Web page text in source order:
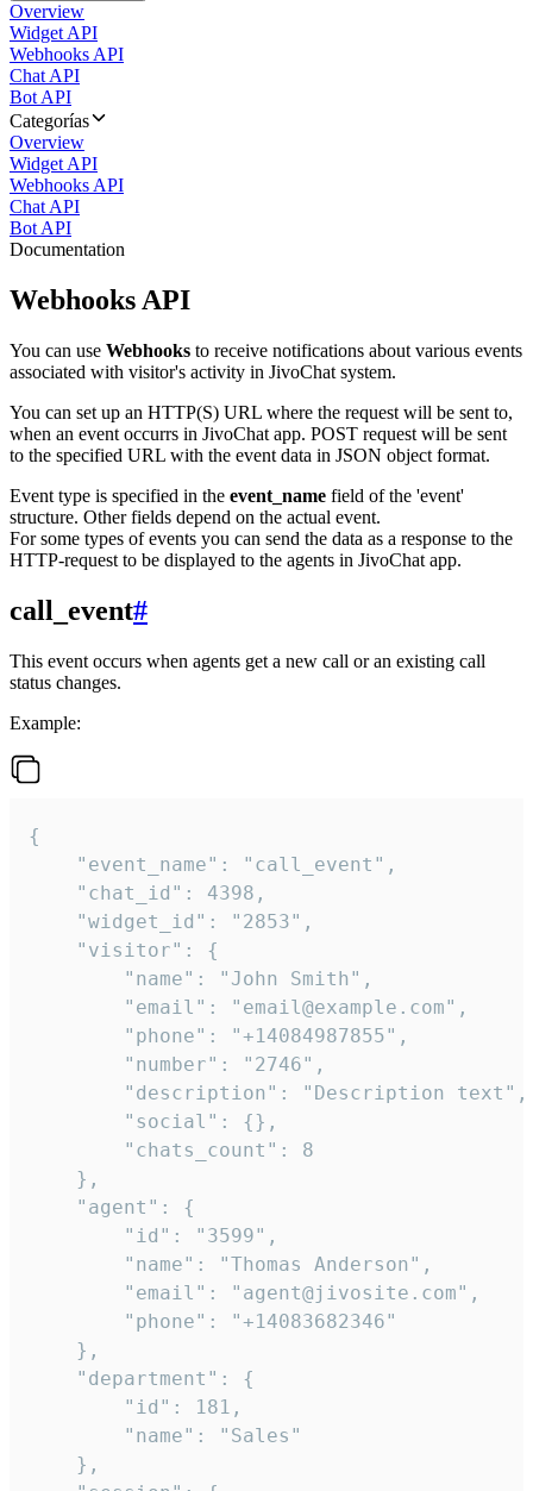
Overview
Widget API
Webhooks API
Chat API
Bot API
Categorías
Overview
Widget API
Webhooks API
Chat API
Bot API
Documentation
Webhooks API
You can use Webhooks to receive notifications about various events
associated with visitor's activity in JivoChat system.
You can set up an HTTP(S) URL where the request will be sent to,
when an event occurrs in JivoChat app. POST request will be sent
to the specified URL with the event data in JSON object format.
Event type is specified in the event_name field of the 'event'
structure. Other fields depend on the actual event.
For some types of events you can send the data as a response to the
HTTP-request to be displayed to the agents in JivoChat app.
call_event#
This event occurs when agents get a new call or an existing call
status changes.
Example:
{
    "event_name": "call_event",
    "chat_id": 4398,
    "widget_id": "2853",
    "visitor": {
        "name": "John Smith",
        "email": "email@example.com",
        "phone": "+14084987855",
        "number": "2746",
        "description": "Description text",
        "social": {},
        "chats_count": 8
    },
    "agent": {
        "id": "3599",
        "name": "Thomas Anderson",
        "email": "agent@jivosite.com",
        "phone": "+14083682346"
    },
    "department": {
        "id": 181,
        "name": "Sales"
    },